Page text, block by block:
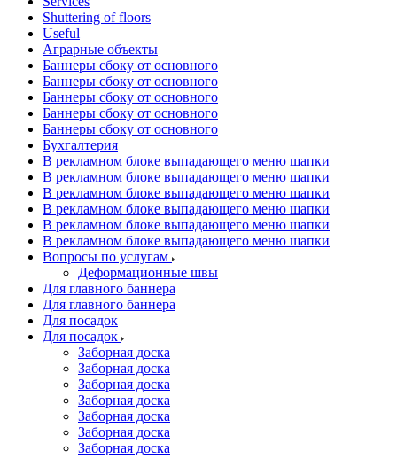
Shuttering of floors
Useful
Аграрные объекты
Баннеры сбоку от основного
Баннеры сбоку от основного
Баннеры сбоку от основного
Баннеры сбоку от основного
Баннеры сбоку от основного
Бухгалтерия
В рекламном блоке выпадающего меню шапки
В рекламном блоке выпадающего меню шапки
В рекламном блоке выпадающего меню шапки
В рекламном блоке выпадающего меню шапки
В рекламном блоке выпадающего меню шапки
В рекламном блоке выпадающего меню шапки
Вопросы по услугам
Деформационные швы
Для главного баннера
Для главного баннера
Для посадок
Для посадок
Заборная доска
Заборная доска
Заборная доска
Заборная доска
Заборная доска
Заборная доска
Заборная доска